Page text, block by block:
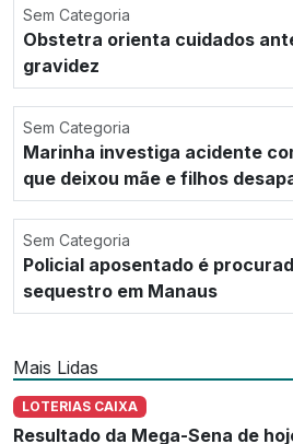
Sem Categoria
Obstetra orienta cuidados
gravidez
Sem Categoria
Marinha investiga acidente
que deixou mãe e filhos
Sem Categoria
Policial aposentado é
sequestro em Manaus
Mais Lidas
LOTERIAS CAIXA
Resultado da Mega-Sena de